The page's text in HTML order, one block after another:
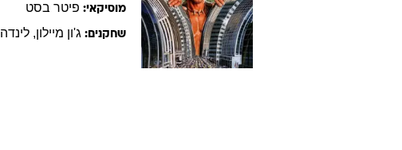
מוסיקאי: פיטר בסט
שחקנים: ג'ון מיילון, לינדה